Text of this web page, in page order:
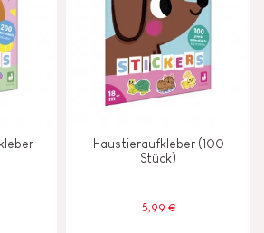
Wasserbasis
Haustieraufkleber (100
Stück)
5,99 €